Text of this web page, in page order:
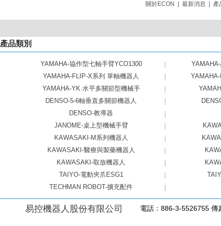
關於ECON 最新消息 產
產品類別
YAMAHA-協作型七軸手臂YCO1300 |
YAMAHA-FLIP-X系列 單軸機器人
|
YAMAHA-YK 水平多關節型機械手
|
DENSO-5-6軸垂直多關節機器人
|
DENSO-教導器
|
JANOME-桌上型機械手臂
|
KAWASAKI-M系列機器人
|
KAWASAKI-醫療與製藥機器人
|
KAWASAKI-取放機器人
|
TAIYO-電動夾爪ESG1
|
TECHMAN ROBOT-擴充配件
|
易控機器人股份有限公司 電話：886-3-5526755